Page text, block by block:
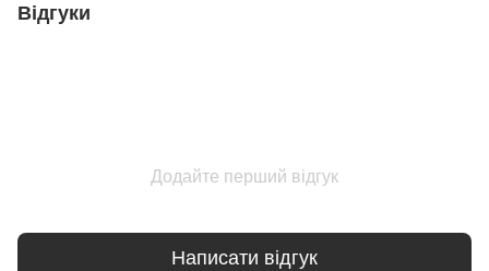
Відгуки
Додайте перший відгук
Написати відгук